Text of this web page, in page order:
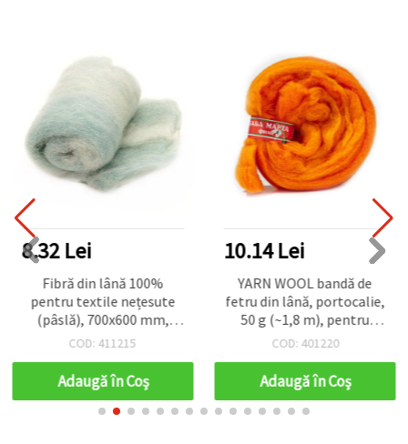
8.32 Lei
Fibră din lână 100%
pentru textile nețesute
(pâslă), 700x600 mm,
melanj de calitate
- 50 g
COD: 411215
Adaugă în Coş
10.14 Lei
YARN WOOL bandă de
fetru din lână, portocalie,
50 g (~1,8 m), pentru
haine și accesorii
COD: 401220
Adaugă în Coş